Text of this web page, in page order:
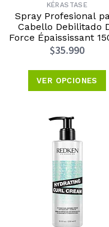
KÉRASTASE
Spray Profesional
Cabello Debilitado
Force Épaississant
Kérastase
$35.990
VER OPCIONES